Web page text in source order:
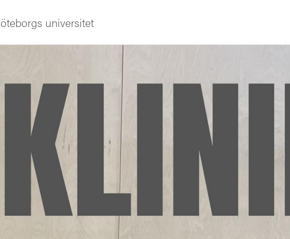
för Studera
för Forskning
för Forskarutbildning
för Samverkan och innovation
för Om universitetet
för Aktuellt
universitet